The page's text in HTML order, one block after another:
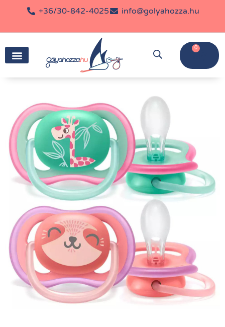
+36/30-842-4025 info@golyahozza.hu
0